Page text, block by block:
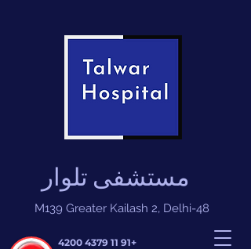
مستشفى تلوار
+91 11 4379 4200
M139 Greater Kailash 2, Delhi-48